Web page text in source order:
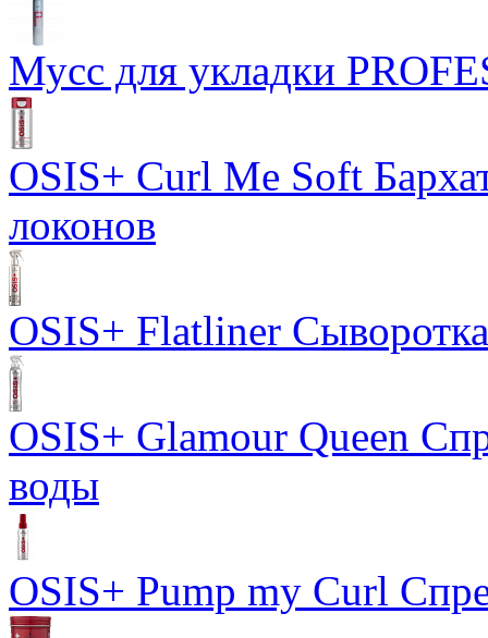
Мусс для укладки
OSIS+ Curl Me Soft
локонов
OSIS+ Flatliner
OSIS+ Glamour Queen
воды
OSIS+ Pump my Curl